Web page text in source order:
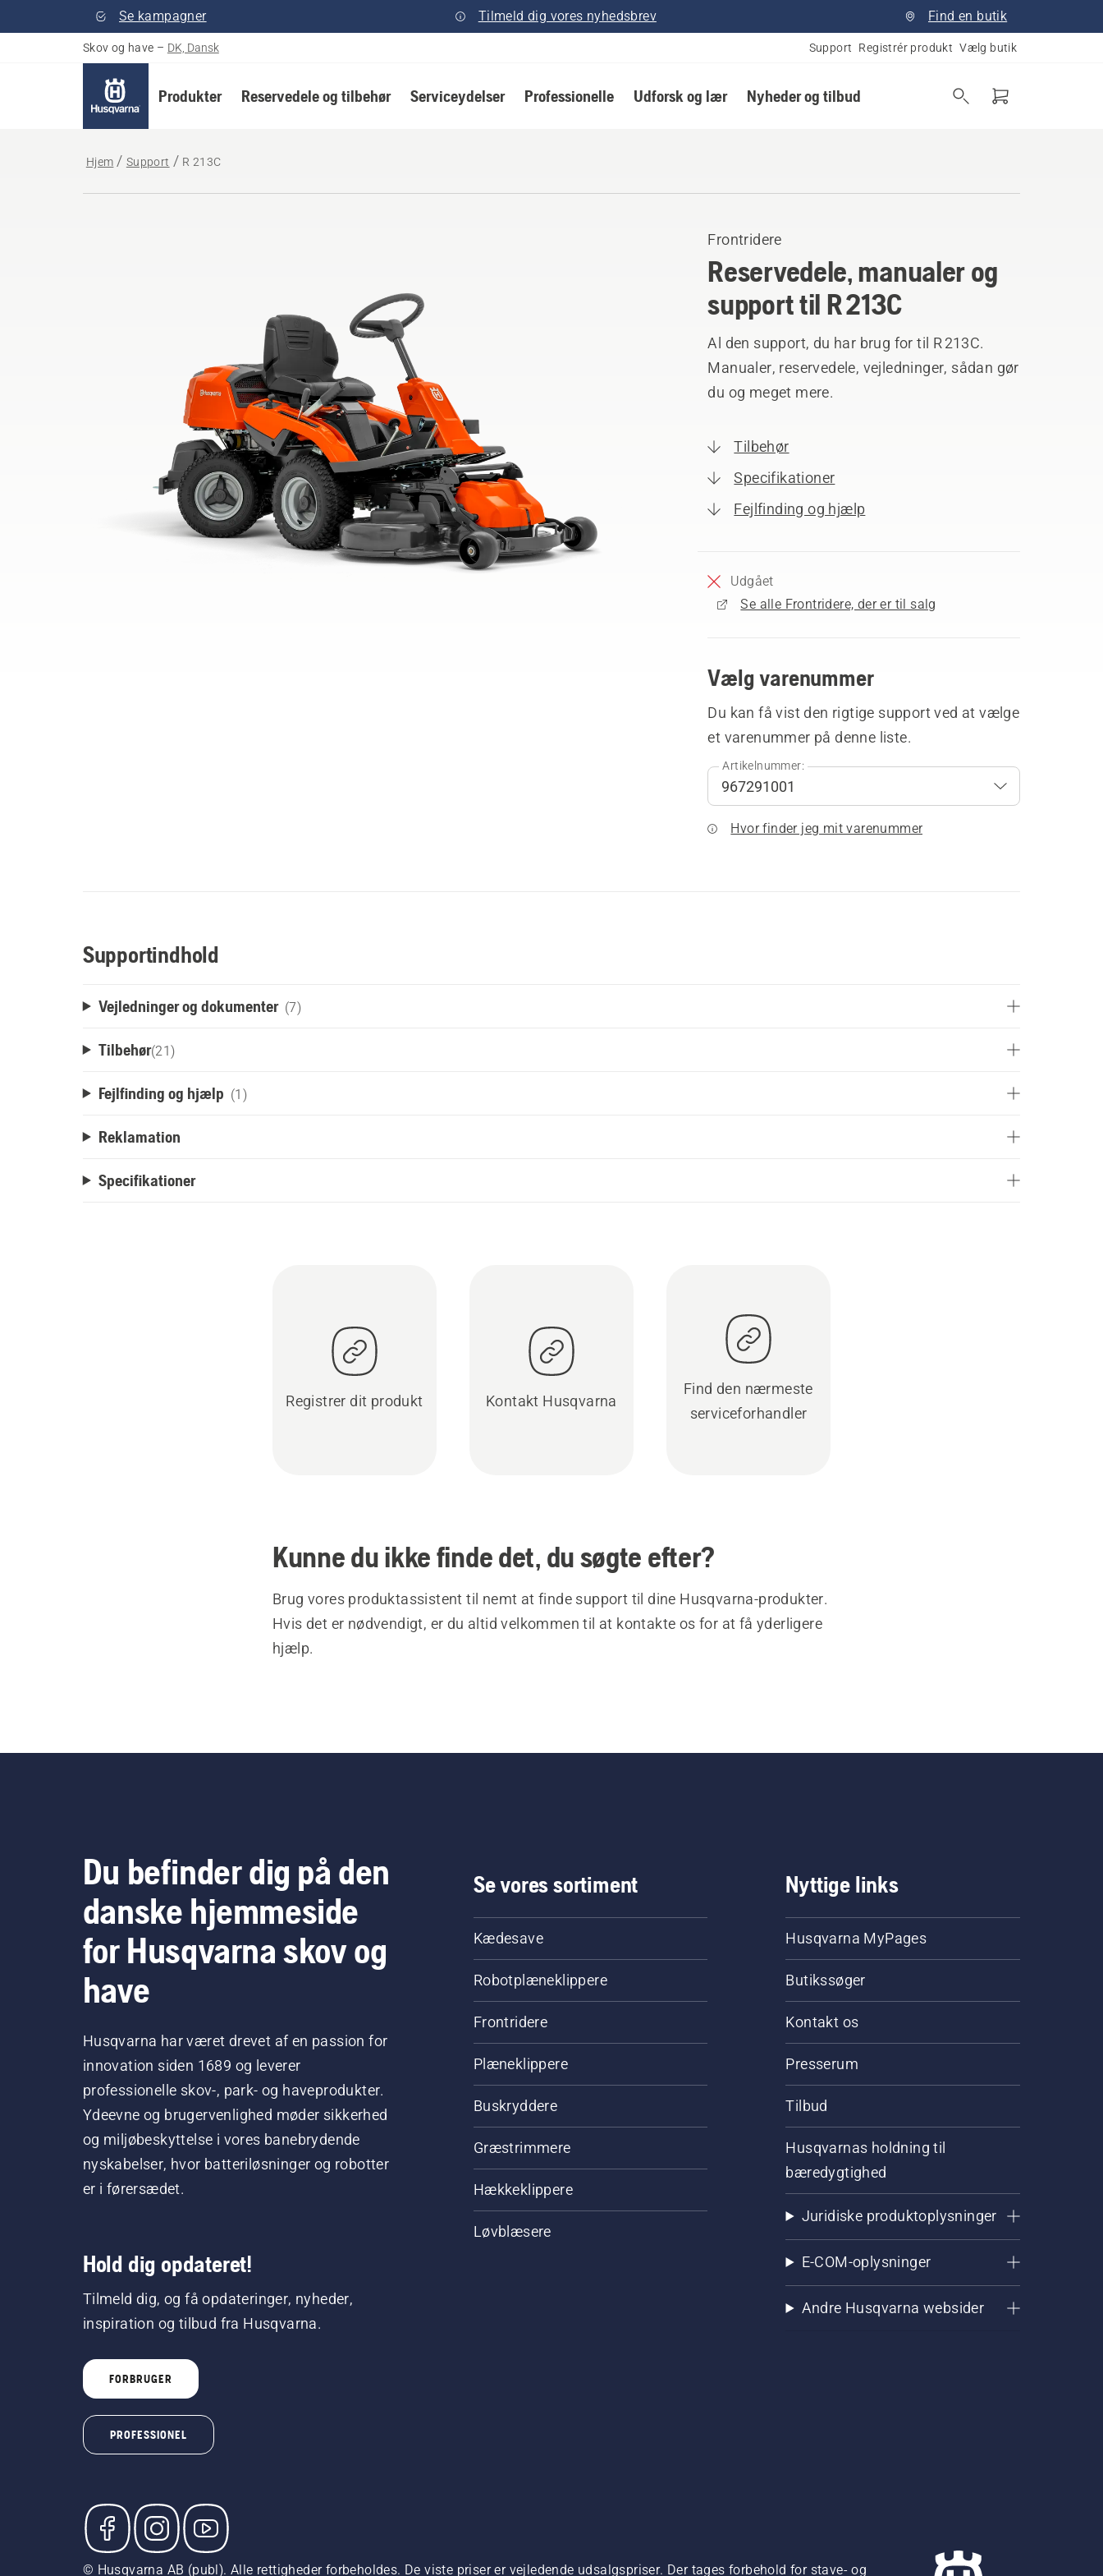
Se kampagner Tilmeld dig vores nyhedsbrev Find en butik
Skov og have – DK, Dansk Support Registrér produkt Vælg butik
Produkter Reservedele og tilbehør Serviceydelser Professionelle Udforsk og lær Nyheder og tilbud
Hjem Support R 213C
Frontridere
Reservedele, manualer og
support til R 213C
Al den support, du har brug for til R 213C.
Manualer, reservedele, vejledninger, sådan gør
du og meget mere.
Tilbehør
Specifikationer
Fejlfinding og hjælp
Udgået
Se alle Frontridere, der er til salg
Vælg varenummer
Du kan få vist den rigtige support ved at vælge
et varenummer på denne liste.
Artikelnummer:
Hvor finder jeg mit varenummer
Supportindhold
Vejledninger og dokumenter (7)
Tilbehør(21)
Fejlfinding og hjælp (1)
Reklamation
Specifikationer
Registrer dit produkt Kontakt Husqvarna
Find den nærmeste
serviceforhandler
Kunne du ikke finde det, du søgte efter?
Brug vores produktassistent til nemt at finde support til dine Husqvarna-produkter.
Hvis det er nødvendigt, er du altid velkommen til at kontakte os for at få yderligere
hjælp.
Du befinder dig på den
danske hjemmeside
for Husqvarna skov og
have
Husqvarna har været drevet af en passion for
innovation siden 1689 og leverer
professionelle skov-, park- og haveprodukter.
Ydeevne og brugervenlighed møder sikkerhed
og miljøbeskyttelse i vores banebrydende
nyskabelser, hvor batteriløsninger og robotter
er i førersædet.
Hold dig opdateret!
Tilmeld dig, og få opdateringer, nyheder,
inspiration og tilbud fra Husqvarna.
FORBRUGER
PROFESSIONEL
Se vores sortiment
Kædesave
Robotplæneklippere
Frontridere
Plæneklippere
Buskryddere
Græstrimmere
Hækkeklippere
Løvblæsere
Nyttige links
Husqvarna MyPages
Butikssøger
Kontakt os
Presserum
Tilbud
Husqvarnas holdning til
bæredygtighed
Juridiske produktoplysninger
E-COM-oplysninger
Andre Husqvarna websider
© Husqvarna AB (publ). Alle rettigheder forbeholdes. De viste priser er vejledende udsalgspriser. Der tages forbehold for stave- og